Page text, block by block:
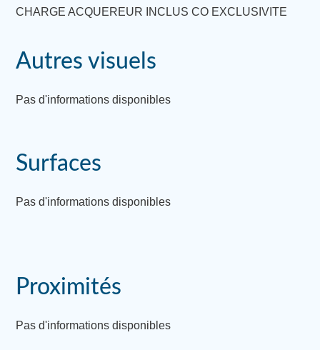
CHARGE ACQUEREUR INCLUS CO EXCLUSIVITE
Autres visuels
Pas d'informations disponibles
Surfaces
Pas d'informations disponibles
Proximités
Pas d'informations disponibles